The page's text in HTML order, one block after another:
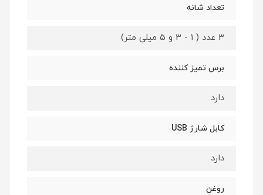
تعداد شانه
3 عدد ( 1 - 3 و 5 میلی متر)
برس تمیز کننده
دارد
کابل شارژ USB
دارد
روغن